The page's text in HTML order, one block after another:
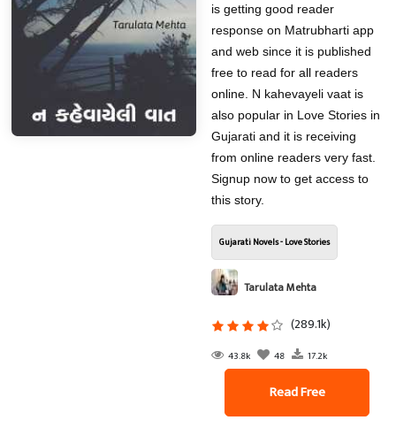
is getting good reader
response on Matrubharti app
and web since it is published
free to read for all readers
online. N kahevayeli vaat is
also popular in Love Stories in
Gujarati and it is receiving
from online readers very fast.
Signup now to get access to
this story.
Gujarati Novels - Love Stories
Tarulata Mehta
(289.1k)
43.8k 48 17.2k
Read Free